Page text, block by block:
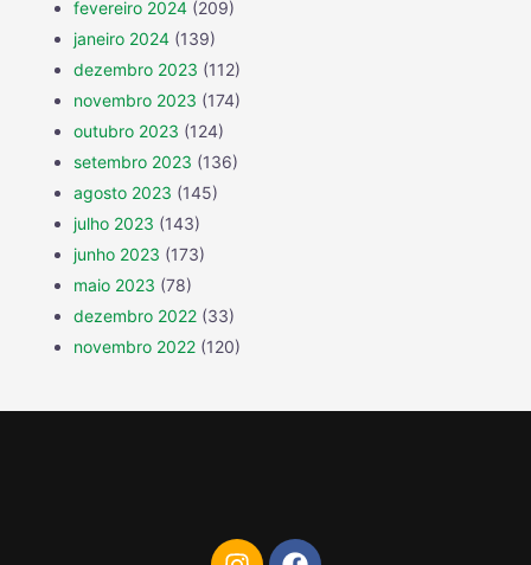
fevereiro 2024 (209)
janeiro 2024 (139)
dezembro 2023 (112)
novembro 2023 (174)
outubro 2023 (124)
setembro 2023 (136)
agosto 2023 (145)
julho 2023 (143)
junho 2023 (173)
maio 2023 (78)
dezembro 2022 (33)
novembro 2022 (120)